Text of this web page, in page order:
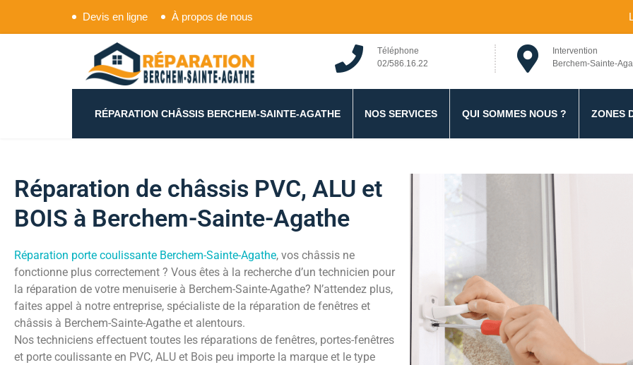
Devis en ligne À propos de nous
Téléphone
02/586.16.22
Intervention
Berchem-Sainte-
RÉPARATION CHÂSSIS BERCHEM-SAINTE-AGATHE NOS SERVICES QUI SOMMES NOUS ? ZONES
Réparation de châssis PVC, ALU et
BOIS à Berchem-Sainte-Agathe
Réparation porte coulissante Berchem-Sainte-Agathe, vos châssis ne
fonctionne plus correctement ? Vous êtes à la recherche d’un technicien pour
la réparation de votre menuiserie à Berchem-Sainte-Agathe? N’attendez plus,
faites appel à notre entreprise, spécialiste de la réparation de fenêtres et
châssis à Berchem-Sainte-Agathe et alentours.
Nos techniciens effectuent toutes les réparations de fenêtres, portes-fenêtres
et porte coulissante en PVC, ALU et Bois peu importe la marque et le type